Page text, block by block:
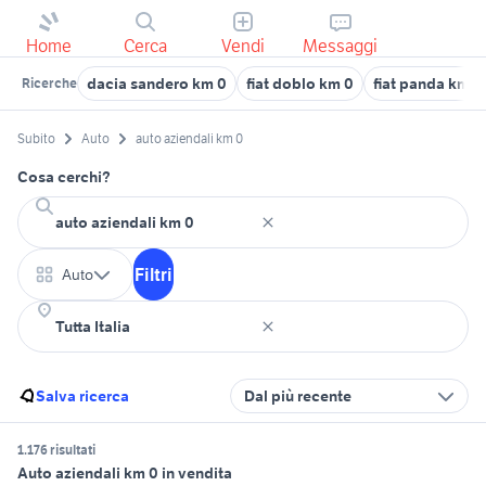
Home Cerca Vendi Messaggi
Ricerche dacia sandero km 0 fiat doblo km 0 fiat panda km0
Subito Auto auto aziendali km 0
Cosa cerchi?
Auto Filtri
Salva ricerca Dal più recente
1.176 risultati
Auto aziendali km 0 in vendita